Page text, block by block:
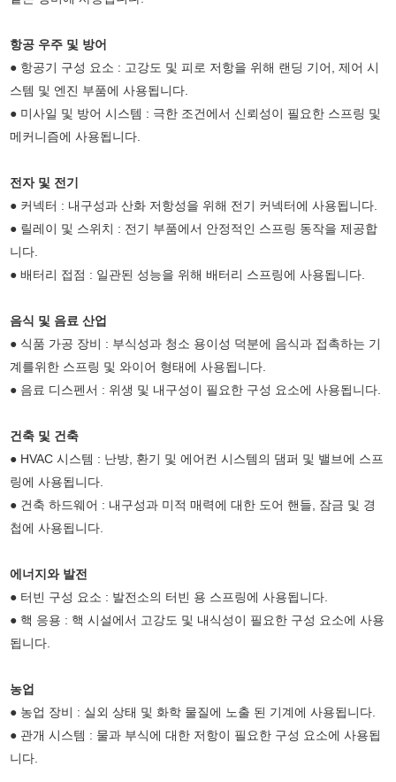
항공 우주 및 방어
● 항공기 구성 요소 : 고강도 및 피로 저항을 위해 랜딩 기어, 제어 시
스템 및 엔진 부품에 사용됩니다.
● 미사일 및 방어 시스템 : 극한 조건에서 신뢰성이 필요한 스프링 및
메커니즘에 사용됩니다.
전자 및 전기
● 커넥터 : 내구성과 산화 저항성을 위해 전기 커넥터에 사용됩니다.
● 릴레이 및 스위치 : 전기 부품에서 안정적인 스프링 동작을 제공합
니다.
● 배터리 접점 : 일관된 성능을 위해 배터리 스프링에 사용됩니다.
음식 및 음료 산업
● 식품 가공 장비 : 부식성과 청소 용이성 덕분에 음식과 접촉하는 기
계를위한 스프링 및 와이어 형태에 사용됩니다.
● 음료 디스펜서 : 위생 및 내구성이 필요한 구성 요소에 사용됩니다.
건축 및 건축
● HVAC 시스템 : 난방, 환기 및 에어컨 시스템의 댐퍼 및 밸브에 스프
링에 사용됩니다.
● 건축 하드웨어 : 내구성과 미적 매력에 대한 도어 핸들, 잠금 및 경
첩에 사용됩니다.
에너지와 발전
● 터빈 구성 요소 : 발전소의 터빈 용 스프링에 사용됩니다.
● 핵 응용 : 핵 시설에서 고강도 및 내식성이 필요한 구성 요소에 사용
됩니다.
농업
● 농업 장비 : 실외 상태 및 화학 물질에 노출 된 기계에 사용됩니다.
● 관개 시스템 : 물과 부식에 대한 저항이 필요한 구성 요소에 사용됩
니다.